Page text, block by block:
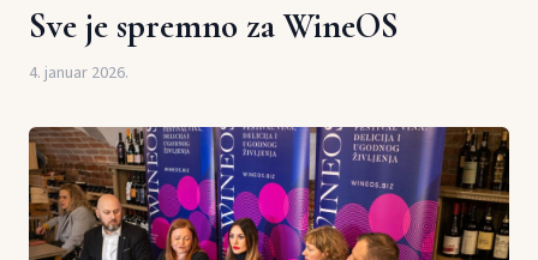
Sve je spremno za WineOS
4. januar 2026.